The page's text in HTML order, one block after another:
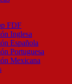
FDF
Inglesa
Española
Portuguesa
Mexicana